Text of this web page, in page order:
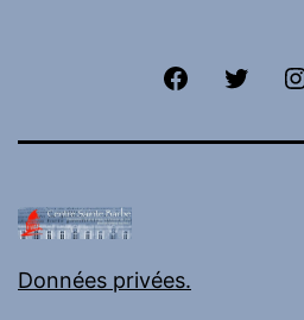
Facebook
Données privées.